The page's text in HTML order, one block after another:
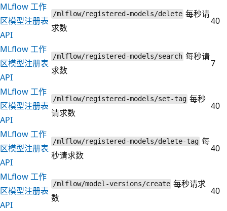
MLflow 工作
区模型注册表
API
/mlflow/registered-models/delete 每秒请
求数
40
MLflow 工作
区模型注册表
API
/mlflow/registered-models/search 每秒请
求数
7
MLflow 工作
区模型注册表
API
/mlflow/registered-models/set-tag 每秒
请求数
40
MLflow 工作
区模型注册表
API
/mlflow/registered-models/delete-tag 每
秒请求数
40
MLflow 工作
区模型注册表
API
/mlflow/model-versions/create 每秒请求
数
40